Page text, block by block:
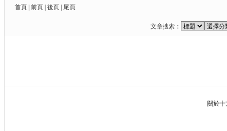
首頁 前頁 後頁 尾頁
文章搜索：
關於